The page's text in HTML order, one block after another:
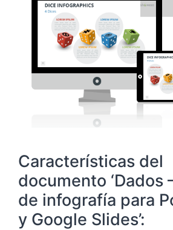
Características del
documento ‘Dados
de infografía para
y Google Slides’: